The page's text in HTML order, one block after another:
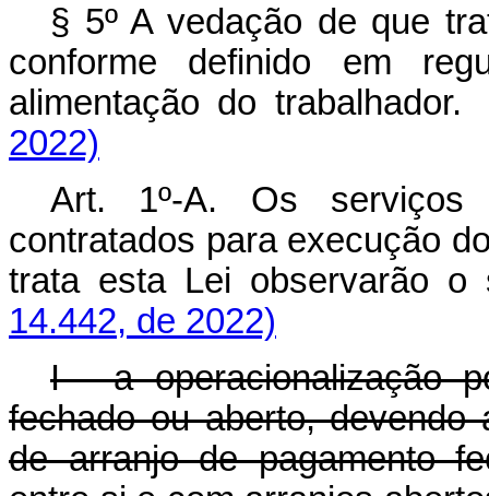
§ 5º A vedação de que
conforme definido em
alimentação do
2022)
Art. 1º-A. Os serviços
contratados para execução
trata esta Lei
14.442, de 2022)
I - a operacionalização
fechado ou aberto, devendo
de arranjo de pagamento